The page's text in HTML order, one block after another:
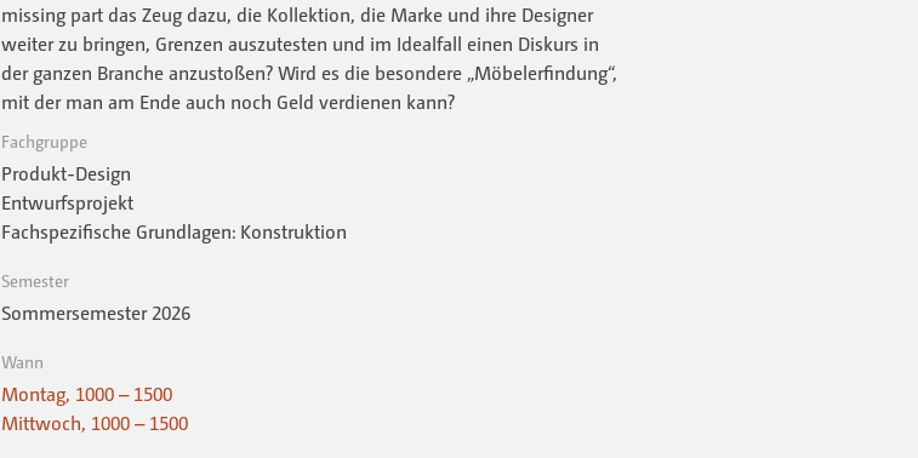
missing part das Zeug dazu, die Kollektion, die Marke und ihre Designer
weiter zu bringen, Grenzen auszu­testen und im Idealfall einen Diskurs in
der ganzen Branche anzustoßen? Wird es die besondere „Möbelerfin­dung“,
mit der man am Ende auch noch Geld verdienen kann?
Fachgruppe
Produkt-Design
Entwurfsprojekt
Fachspezifische Grundlagen: Konstruktion
Semester
Sommersemester 2026
Wann
Montag, 1000 – 1500
Mittwoch, 1000 – 1500